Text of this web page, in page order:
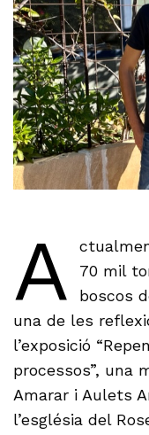
A
70 mil
boscos
una de les
l’exposició
processos”, una
Amarar i Aulets
l’església del